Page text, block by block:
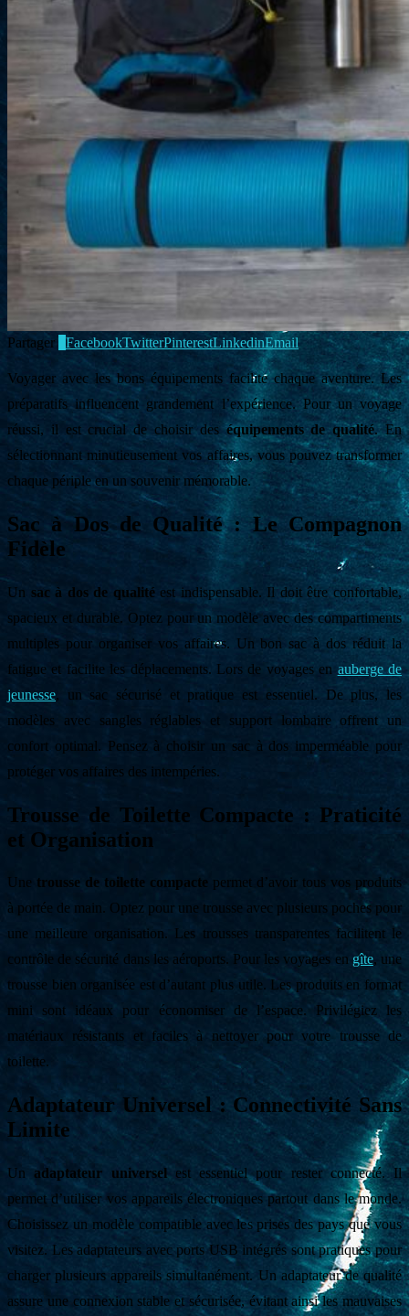
Partager FacebookTwitterPinterestLinkedinEmail
Voyager avec les bons équipements facilite chaque aventure. Les
préparatifs influencent grandement l’expérience. Pour un voyage
réussi, il est crucial de choisir deséquipements de qualité. En
sélectionnant minutieusement vos affaires, vous pouvez transformer
chaque périple en un souvenir mémorable.
Sac à Dos de Qualité : Le Compagnon
Fidèle
Un sac à dos de qualitéest indispensable. Il doit être confortable,
spacieux et durable. Optez pour un modèle avec des compartiments
multiples pour organiser vos affaires. Un bon sac à dos réduit la
fatigue et facilite les déplacements. Lors de voyages en auberge de
jeunesse, un sac sécurisé et pratique est essentiel. De plus, les
modèles avec sangles réglables et support lombaire offrent un
confort optimal. Pensez à choisir un sac à dos imperméable pour
protéger vos affaires des intempéries.
Trousse de Toilette Compacte : Praticité
et Organisation
Une trousse de toilette compacte permet d’avoir tous vos produits
à portée de main. Optez pour une trousse avec plusieurs poches pour
une meilleure organisation. Les trousses transparentes facilitent le
contrôle de sécurité dans les aéroports. Pour les voyages en gîte, une
trousse bien organisée est d’autant plus utile. Les produits en format
mini sont idéaux pour économiser de l’espace. Privilégiez les
matériaux résistants et faciles à nettoyer pour votre trousse de
toilette.
Adaptateur Universel : Connectivité Sans
Limite
Unadaptateur universelest essentiel pour rester connecté. Il
permet d’utiliser vos appareils électroniques partout dans le monde.
Choisissez un modèle compatible avec les prises des pays que vous
visitez. Les adaptateurs avec ports USB intégrés sont pratiques pour
charger plusieurs appareils simultanément. Un adaptateur de qualité
assure une connexion stable et sécurisée, évitant ainsi les mauvaises